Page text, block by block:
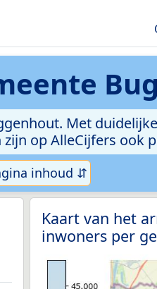
Met
op AlleCijfers
inhoud ⇵
Kaart van het
inwoners per